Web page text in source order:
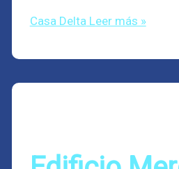
Casa Delta Leer más »